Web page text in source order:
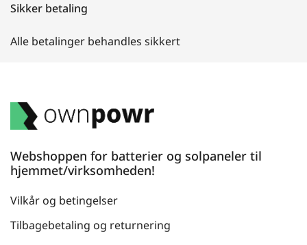
Sikker betaling
Alle betalinger behandles sikkert
Webshoppen for batterier og solpaneler til
hjemmet/virksomheden!
Vilkår og betingelser
Tilbagebetaling og returnering